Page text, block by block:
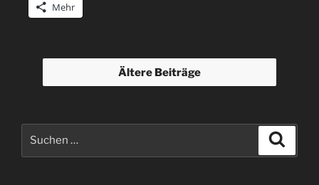
Mehr
Ältere Beiträge